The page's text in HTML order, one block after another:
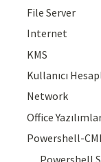
File Server
Internet
KMS
Kullanıcı
Network
Office
Powershell-
Powershell